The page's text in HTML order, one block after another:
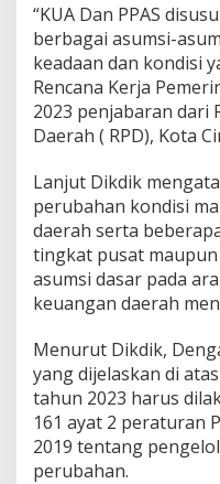
“KUA Dan PPAS
berbagai asumsi-
keadaan dan kondisi
Rencana Kerja
2023 penjabaran dari
Daerah ( RPD), Kota
Lanjut Dikdik
perubahan kondisi
daerah serta
tingkat pusat
asumsi dasar pada
keuangan daerah
Menurut Dikdik,
yang dijelaskan di
tahun 2023 harus
161 ayat 2 peraturan
2019 tentang
perubahan.